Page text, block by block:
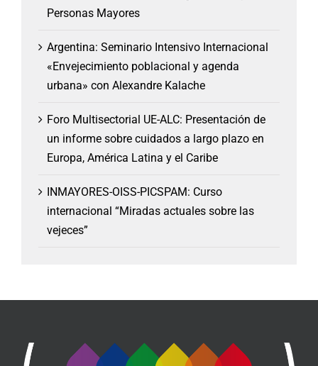
Personas Mayores
Argentina: Seminario Intensivo Internacional
«Envejecimiento poblacional y agenda
urbana» con Alexandre Kalache
Foro Multisectorial UE-ALC: Presentación de
un informe sobre cuidados a largo plazo en
Europa, América Latina y el Caribe
INMAYORES-OISS-PICSPAM: Curso
internacional “Miradas actuales sobre las
vejeces”